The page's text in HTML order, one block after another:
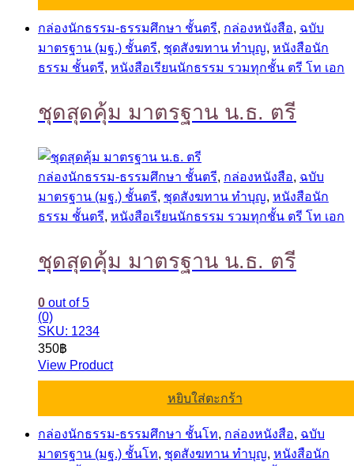
กล่องนักธรรม-ธรรมศึกษา ชั้นตรี, กล่องหนังสือ, ฉบับ
มาตรฐาน (มฐ.) ชั้นตรี, ชุดสังฆทาน ทำบุญ, หนังสือนัก
ธรรม ชั้นตรี, หนังสือเรียนนักธรรม รวมทุกชั้น ตรี โท เอก
ชุดสุดคุ้ม มาตรฐาน น.ธ. ตรี
กล่องนักธรรม-ธรรมศึกษา ชั้นตรี, กล่องหนังสือ, ฉบับ
มาตรฐาน (มฐ.) ชั้นตรี, ชุดสังฆทาน ทำบุญ, หนังสือนัก
ธรรม ชั้นตรี, หนังสือเรียนนักธรรม รวมทุกชั้น ตรี โท เอก
ชุดสุดคุ้ม มาตรฐาน น.ธ. ตรี
0 out of 5
(0)
SKU: 1234
350฿
View Product
หยิบใส่ตะกร้า
กล่องนักธรรม-ธรรมศึกษา ชั้นโท, กล่องหนังสือ, ฉบับ
มาตรฐาน (มฐ.) ชั้นโท, ชุดสังฆทาน ทำบุญ, หนังสือนัก